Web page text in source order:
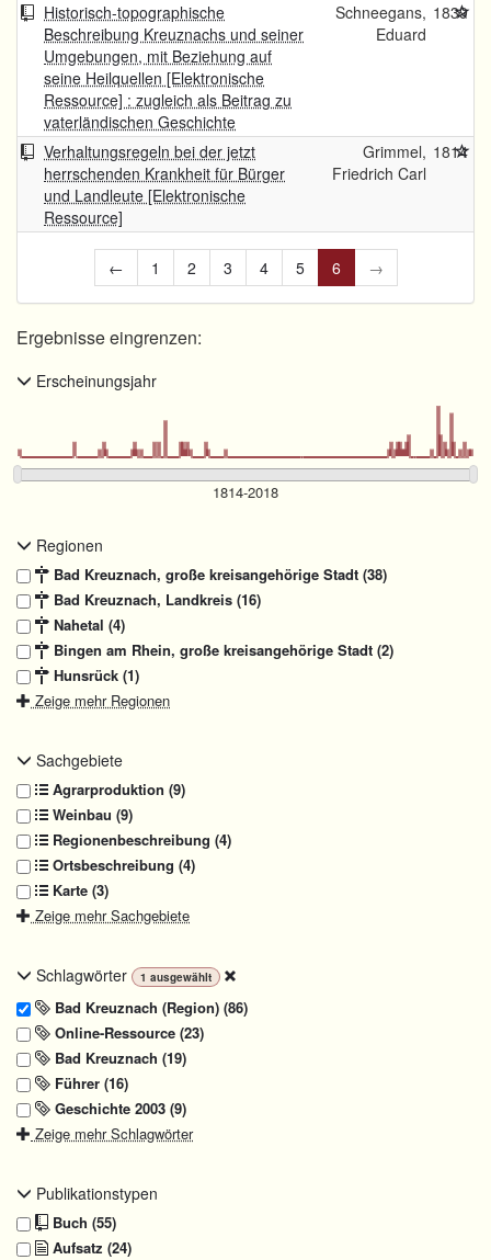
Historisch-topographische
Beschreibung Kreuznachs und seiner
Umgebungen, mit Beziehung auf
seine Heilquellen [Elektronische
Ressource] : zugleich als Beitrag zu
vaterländischen Geschichte
Schneegans,
Eduard
1839
Verhaltungsregeln bei der jetzt
herrschenden Krankheit für Bürger
und Landleute [Elektronische
Ressource]
Grimmel,
Friedrich Carl
1814
← 1 2 3 4 5 6 →
Ergebnisse eingrenzen:
Erscheinungsjahr
Regionen
Bad Kreuznach, große kreisangehörige Stadt (38)
Bad Kreuznach, Landkreis (16)
Nahetal (4)
Bingen am Rhein, große kreisangehörige Stadt (2)
Hunsrück (1)
Zeige mehr Regionen
Sachgebiete
Agrarproduktion (9)
Weinbau (9)
Regionenbeschreibung (4)
Ortsbeschreibung (4)
Karte (3)
Zeige mehr Sachgebiete
Schlagwörter 1 ausgewählt
Bad Kreuznach (Region) (86)
Online-Ressource (23)
Bad Kreuznach (19)
Führer (16)
Geschichte 2003 (9)
Zeige mehr Schlagwörter
Publikationstypen
Buch (55)
Aufsatz (24)